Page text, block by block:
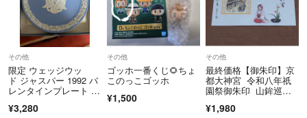
その他
限定 ウェッジウッ
ド ジャスパー 1992 バ
レンタインプレート 箱
¥3,280
その他
ゴッホ一番くじ🌻ちょ
このっこゴッホ
¥1,500
その他
最終価格【御朱印】京
都大神宮 令和八年祇
園祭御朱印 山鉾巡行
扇
¥1,980